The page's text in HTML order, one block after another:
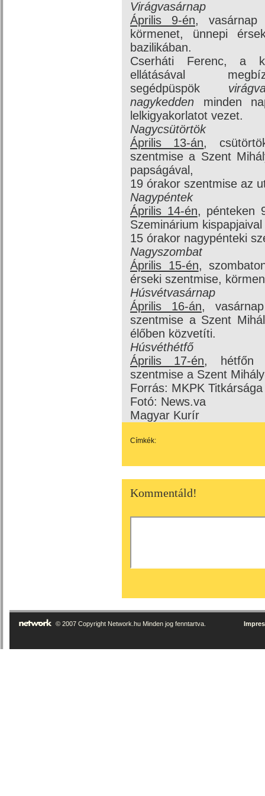
Virágvasárnap
Április 9-én, vasárnap
körmenet, ünnepi
bazilikában.
Cserháti Ferenc, a
ellátásával
segédpüspök
nagykedden minden
lelkigyakorlatot vezet.
Nagycsütörtök
Április 13-án,
szentmise a Szent
papságával,
19 órakor szentmise az
Nagypéntek
Április 14-én, pénteken
Szeminárium
15 órakor nagypénteki
Nagyszombat
Április 15-én,
érseki szentmise,
Húsvétvasárnap
Április 16-án,
szentmise a Szent
élőben közvetíti.
Húsvéthétfő
Április 17-én, hétfőn
szentmise a Szent
Forrás: MKPK Titkársága
Fotó: News.va
Magyar Kurír
Címkék:
Kommentáld!
© 2007 Copyright Network.hu Minden jog fenntartva.